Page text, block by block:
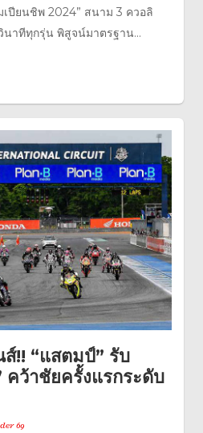
ปียนชิพ 2024” สนาม 3 ควอลิ
นาทีทุกรุ่น พิสูจน์มาตรฐาน...
!! “แสตมป์” รับ
คว้าชัยครั้งแรกระดับ
69